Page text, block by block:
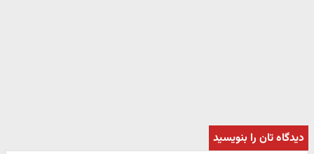
دیدگاه تان را بنویسید